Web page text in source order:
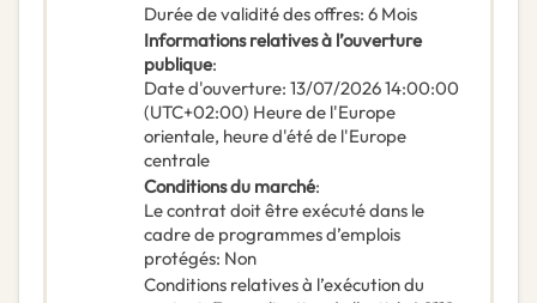
Durée de validité des offres: 6 Mois
Informations relatives à l’ouverture
publique:
Date d'ouverture: 13/07/202614:00:00
(UTC+02:00) Heure de l'Europe
orientale, heure d'été de l'Europe
centrale
Conditions du marché:
Le contrat doit être exécuté dans le
cadre de programmes d’emplois
protégés: Non
Conditions relatives à l’exécution du